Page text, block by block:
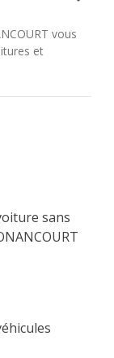
vous
et
sans